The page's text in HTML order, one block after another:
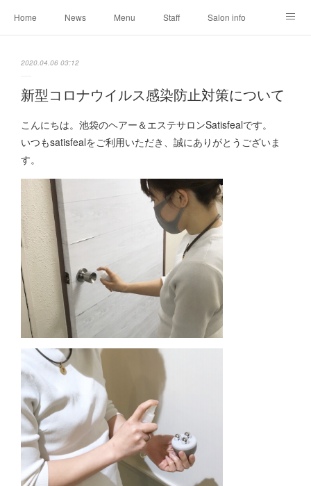
Home News Menu Staff Salon info
2020.04.06 03:12
新型コロナウイルス感染防止対策について
こんにちは。池袋のヘアー＆エステサロンSatisfealです。
いつもsatisfealをご利用いただき、誠にありがとうございま
す。